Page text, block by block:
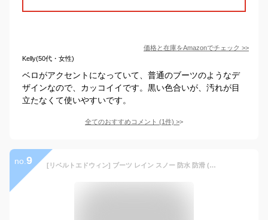
価格と在庫をAmazonでチェック >>
Kelly(50代・女性)
ベロがアクセントになっていて、普通のブーツのようなデ
ザインなので、カッコイイです。黒い色合いが、汚れが目
立たなくて使いやすいです。
全てのおすすめコメント (1件) >
no. 9 [リベルトエドウィン] ブーツ レイン スノー 防水 防滑 (グレー・25.5cm)